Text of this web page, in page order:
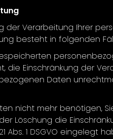
der Verarbeitung Ihrer
besteht in folgenden
die Einschränkung der
Daten
nicht mehr benötigen,
Löschung die
Abs. 1 DSGVO